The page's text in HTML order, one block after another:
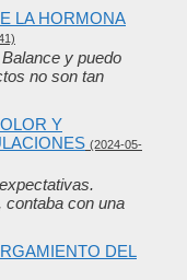
LA HORMONA
y puedo
no son tan
Y
(2024-05-
contaba con una
DEL